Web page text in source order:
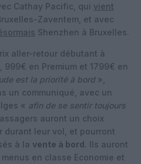
Cathay Pacific, qui vient
Zaventem, et avec
Shenzhen à Bruxelles.
aller-retour débutant à
, 999€ en Premium et 1799€ en
est la priorité à bord»,
un communiqué, avec un
« afin de se sentir toujours
auront un choix
durant leur vol, et pourront
à la vente à bord. Ils auront
en classe Economie et